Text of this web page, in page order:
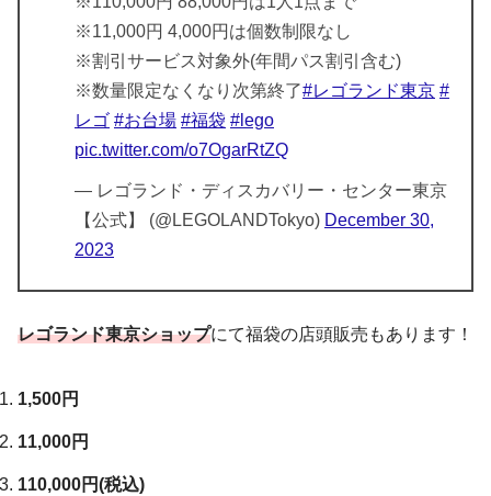
※11,000円 4,000円は個数制限なし
※割引サービス対象外(年間パス割引含む)
※数量限定なくなり次第終了#レゴランド東京 #
レゴ #お台場 #福袋 #lego
pic.twitter.com/o7OgarRtZQ
— レゴランド・ディスカバリー・センター東京
【公式】 (@LEGOLANDTokyo) December 30,
2023
レゴランド東京ショップにて福袋の店頭販売もあります！
1,500円
11,000円
110,000円(税込)